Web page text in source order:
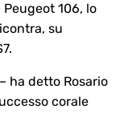
106, lo
su
ha detto Rosario
corale